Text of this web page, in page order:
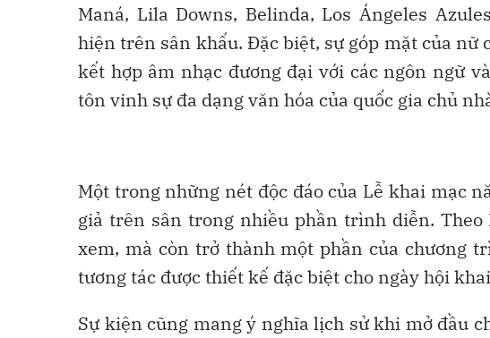
Maná, Lila Downs, Belinda, Los Ángeles
hiện trên sân khấu. Đặc biệt, sự góp mặt của
kết hợp âm nhạc đương đại với các ngôn ngữ
tôn vinh sự đa dạng văn hóa của quốc gia chủ
Một trong những nét độc đáo của Lễ khai mạc
giả trên sân trong nhiều phần trình diễn.
xem, mà còn trở thành một phần của chương
tương tác được thiết kế đặc biệt cho ngày hội
Sự kiện cũng mang ý nghĩa lịch sử khi mở đầu